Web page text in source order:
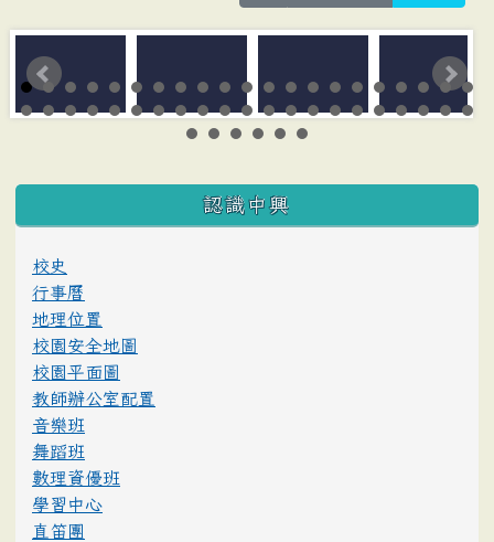
:::
認識中興
校史
行事曆
地理位置
校園安全地圖
校園平面圖
教師辦公室配置
音樂班
舞蹈班
數理資優班
學習中心
直笛團